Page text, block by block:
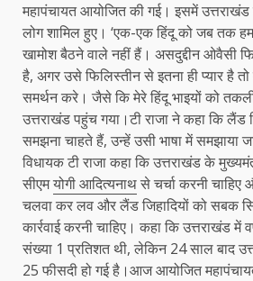
महापंचायत आयोजित की गई। इसमें
लोग शामिल हुए। ‘एक-एक हिंदू को जब तक
खामोश बैठने वाले नहीं हैं। असदुद्दीन ओवैसी
है, अगर उसे फिलिस्तीन से इतना ही प्यार है
समर्थन करे। जैसे कि मेरे हिंदू भाइयों को
उत्तराखंड पहुंच गया।टी राजा ने कहा कि लैंड
समझना चाहते हैं, उन्हें उसी भाषा में समझाया
विधायक टी राजा कहा कि उत्तराखंड के
सीएमयोगी आदित्यनाथसे चर्चा करनी
चलवा कर लव और लैंड जिहादियों को सबक
कार्रवाई करनी चाहिए। कहा कि उत्तराखंड में
संख्या 1 प्रतिशत थी, लेकिन 24 साल बाद
25 फीसदी हो गई है।आज आयोजित